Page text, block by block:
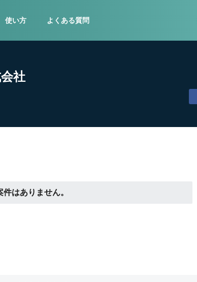
使い方 よくある質問
社
はありません。